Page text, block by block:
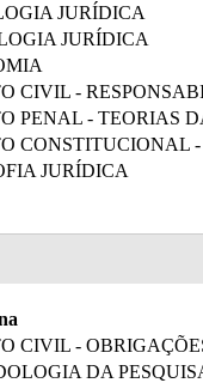
JURÍDICA
JURÍDICA
CIVIL -
PENAL - TEORIAS
CONSTITUCIONAL
JURÍDICA
CIVIL -
DA